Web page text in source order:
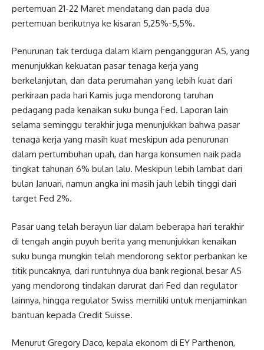
pertemuan 21-22 Maret mendatang dan pada dua
pertemuan berikutnya ke kisaran 5,25%-5,5%.
Penurunan tak terduga dalam klaim pengangguran AS, yang
menunjukkan kekuatan pasar tenaga kerja yang
berkelanjutan, dan data perumahan yang lebih kuat dari
perkiraan pada hari Kamis juga mendorong taruhan
pedagang pada kenaikan suku bunga Fed. Laporan lain
selama seminggu terakhir juga menunjukkan bahwa pasar
tenaga kerja yang masih kuat meskipun ada penurunan
dalam pertumbuhan upah, dan harga konsumen naik pada
tingkat tahunan 6% bulan lalu. Meskipun lebih lambat dari
bulan Januari, namun angka ini masih jauh lebih tinggi dari
target Fed 2%.
Pasar uang telah berayun liar dalam beberapa hari terakhir
di tengah angin puyuh berita yang menunjukkan kenaikan
suku bunga mungkin telah mendorong sektor perbankan ke
titik puncaknya, dari runtuhnya dua bank regional besar AS
yang mendorong tindakan darurat dari Fed dan regulator
lainnya, hingga regulator Swiss memiliki untuk menjaminkan
bantuan kepada Credit Suisse.
Menurut Gregory Daco, kepala ekonom di EY Parthenon,